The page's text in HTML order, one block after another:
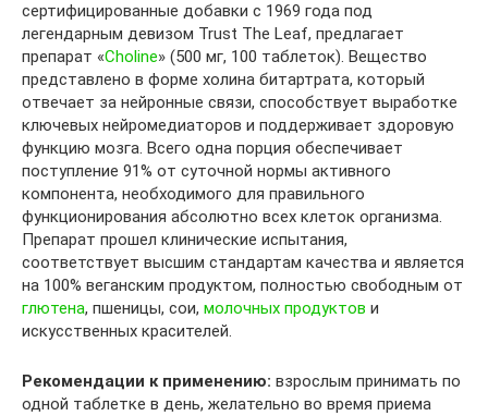
сертифицированные добавки с 1969 года под
легендарным девизом Trust The Leaf, предлагает
препарат «Choline» (500 мг, 100 таблеток). Вещество
представлено в форме холина битартрата, который
отвечает за нейронные связи, способствует выработке
ключевых нейромедиаторов и поддерживает здоровую
функцию мозга. Всего одна порция обеспечивает
поступление 91% от суточной нормы активного
компонента, необходимого для правильного
функционирования абсолютно всех клеток организма.
Препарат прошел клинические испытания,
соответствует высшим стандартам качества и является
на 100% веганским продуктом, полностью свободным от
глютена, пшеницы, сои, молочных продуктов и
искусственных красителей.
Рекомендации к применению: взрослым принимать по
одной таблетке в день, желательно во время приема